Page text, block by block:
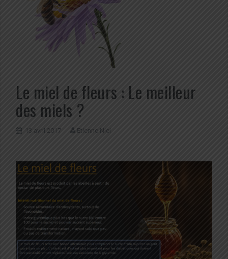
Le miel de fleurs : Le meilleur
des miels ?
13 avril 2017 Etienne Niel